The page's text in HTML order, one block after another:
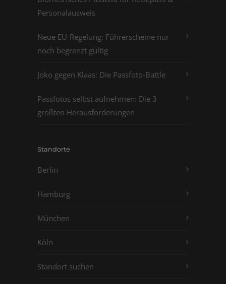
Personalausweis
Neue EU-Regelung: Führerscheine nur
noch begrenzt gültig
Joko gegen Klaas: Die Passfoto-Battle
Passfotos selbst aufnehmen: Die 3
größten Herausforderungen
Standorte
Berlin
Hamburg
München
Köln
Standort suchen